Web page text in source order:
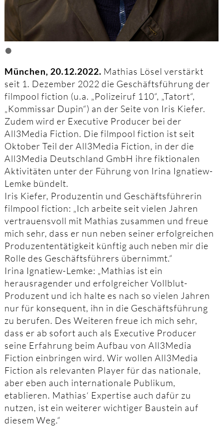
•
München, 20.12.2022. Mathias Lösel verstärkt
seit 1. Dezember 2022 die Geschäftsführung der
filmpool fiction (u.a. „Polizeiruf 110“, „Tatort“,
„Kommissar Dupin“) an der Seite von Iris Kiefer.
Zudem wird er Executive Producer bei der
All3Media Fiction. Die filmpool fiction ist seit
Oktober Teil der All3Media Fiction, in der die
All3Media Deutschland GmbH ihre fiktionalen
Aktivitäten unter der Führung von Irina Ignatiew-
Lemke bündelt.
Iris Kiefer, Produzentin und Geschäftsführerin
filmpool fiction: „Ich arbeite seit vielen Jahren
vertrauensvoll mit Mathias zusammen und freue
mich sehr, dass er nun neben seiner erfolgreichen
Produzententätigkeit künftig auch neben mir die
Rolle des Geschäftsführers übernimmt.“
Irina Ignatiew-Lemke: „Mathias ist ein
herausragender und erfolgreicher Vollblut-
Produzent und ich halte es nach so vielen Jahren
nur für konsequent, ihn in die Geschäftsführung
zu berufen. Des Weiteren freue ich mich sehr,
dass er ab sofort auch als Executive Producer
seine Erfahrung beim Aufbau von All3Media
Fiction einbringen wird. Wir wollen All3Media
Fiction als relevanten Player für das nationale,
aber eben auch internationale Publikum,
etablieren. Mathias‘ Expertise auch dafür zu
nutzen, ist ein weiterer wichtiger Baustein auf
diesem Weg.“